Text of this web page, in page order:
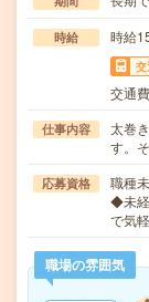
時給 時給
交通
仕事内容
太巻
す。
応募資格
職種
◆未経
で気
職場の雰囲気